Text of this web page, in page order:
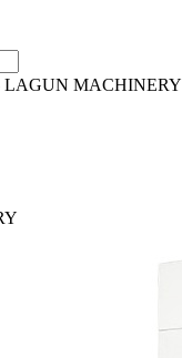
LAGUN MACHINERY